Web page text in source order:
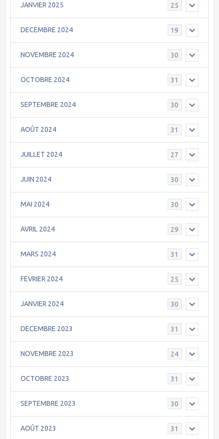
JANVIER 2025 25
DECEMBRE 2024 19
NOVEMBRE 2024 30
OCTOBRE 2024 31
SEPTEMBRE 2024 30
AOÛT 2024 31
JUILLET 2024 27
JUIN 2024 30
MAI 2024 30
AVRIL 2024 29
MARS 2024 31
FEVRIER 2024 25
JANVIER 2024 30
DECEMBRE 2023 31
NOVEMBRE 2023 24
OCTOBRE 2023 31
SEPTEMBRE 2023 30
AOÛT 2023 31